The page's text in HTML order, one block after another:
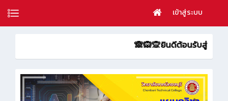
เข้าสู่ระบบ
🙈🙉🙊ยินดีต้อนรับสู่ KM ของ ครูจ๋อ